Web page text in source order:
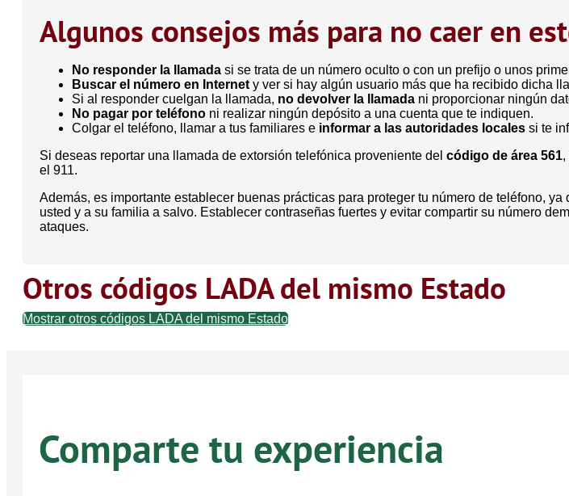
Algunos consejos más para no caer en
No responder la llamada si se trata de un número oculto o con un prefijo o unos
Buscar el número en Internet y ver si hay algún usuario más que ha recibido dicha
Si al responder cuelgan la llamada, no devolver la llamada ni proporcionar ningún
No pagar por teléfono ni realizar ningún depósito a una cuenta que te indiquen.
Colgar el teléfono, llamar a tus familiares e informar a las autoridades locales si te
Si deseas reportar una llamada de extorsión telefónica proveniente del código de área 561,
el 911.
Además, es importante establecer buenas prácticas para proteger tu número de teléfono, ya
usted y a su familia a salvo. Establecer contraseñas fuertes y evitar compartir su número
ataques.
Otros códigos LADA del mismo Estado
Mostrar otros códigos LADA del mismo Estado
Comparte tu experiencia